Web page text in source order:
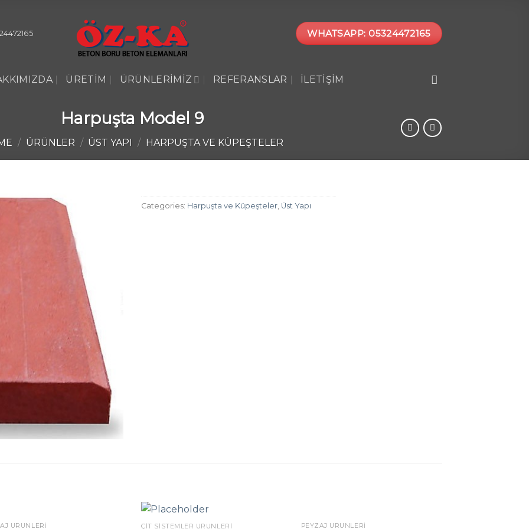
WHATSAPP: 05324472165
ÜRETIM ÜRÜNLERIMIZ REFERANSLAR İLETIŞIM
Harpuşta Model 9
/ ÜRÜNLER / ÜST YAPI / HARPUŞTA VE KÜPEŞTELER
Categories: Harpuşta ve Küpeşteler Üst Yapı
ÜRÜNLERI ÇIT SISTEMLER ÜRÜNLERI PEYZAJ ÜRÜNLERI